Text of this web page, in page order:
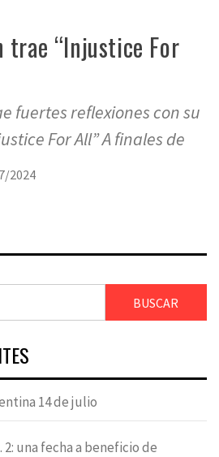
trae “Injustice For
fuertes reflexiones con su
For All” A finales de
2024
14 de julio
2: una fecha a beneficio de